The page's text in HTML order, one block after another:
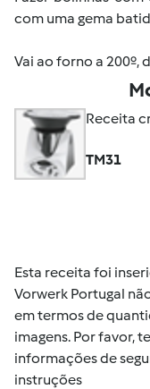
com uma gema
Vai ao forno a 200º,
Receita
TM31
Esta receita foi
Vorwerk Portugal
em termos de
imagens. Por favor,
informações de
instruções